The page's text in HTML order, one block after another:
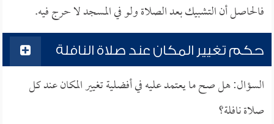
فالحاصل أن التشبيك بعد الصلاة ولو في المسجد لا حرج فيه.
حكم تغيير المكان عند صلاة النافلة
السؤال: هل صح ما يعتمد عليه في أفضلية تغيير المكان عند كل
صلاة نافلة؟